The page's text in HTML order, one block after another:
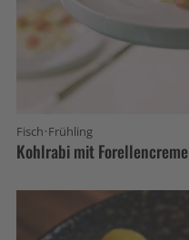
Fisch·Frühling
Kohlrabi mit Forellencreme